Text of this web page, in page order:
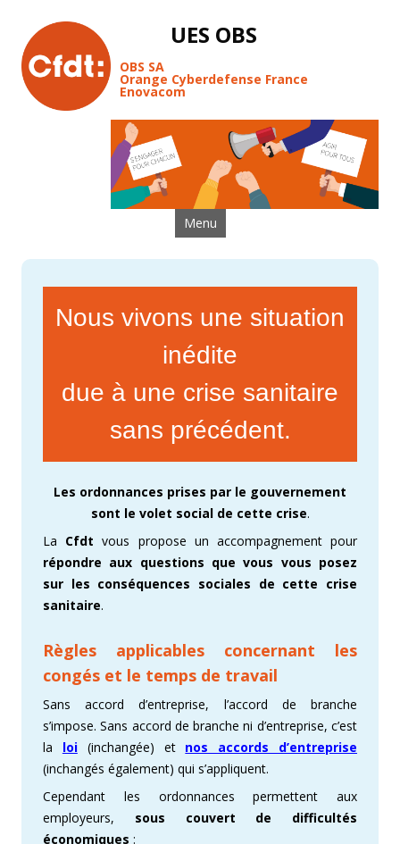
UES OBS
OBS SA
Orange Cyberdefense France
Enovacom
Menu Aller au contenu
Nous vivons une situation
inédite
due à une crise sanitaire
sans précédent.
Les ordonnances prises par le gouvernement
sont le volet social de cette crise.
La Cfdtvous propose un accompagnement pour
répondre aux questions que vous vous posez
sur les conséquences sociales de cette crise
sanitaire.
Règles applicables concernant les
congés et le temps de travail
Sans accord d’entreprise, l’accord de branche
s’impose. Sans accord de branche ni d’entreprise, c’est
la loi(inchangée) et nos accords d’entreprise
(inchangés également) qui s’appliquent.
Cependant les ordonnances permettent aux
employeurs, sous couvert de difficultés
économiques :